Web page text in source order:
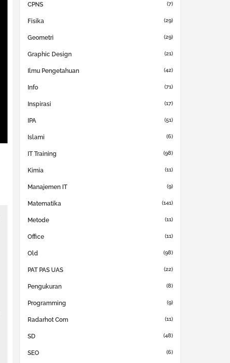
CPNS (7)
Fisika (29)
Geometri (29)
Graphic Design (21)
Ilmu Pengetahuan (42)
Info (71)
Inspirasi (17)
IPA (51)
Islami (6)
IT Training (98)
Kimia (11)
Manajemen IT (9)
Matematika (141)
Metode (11)
Office (11)
Old (98)
PAT PAS UAS (22)
Pengukuran (8)
Programming (9)
Radarhot Com (11)
SD (48)
SEO (6)